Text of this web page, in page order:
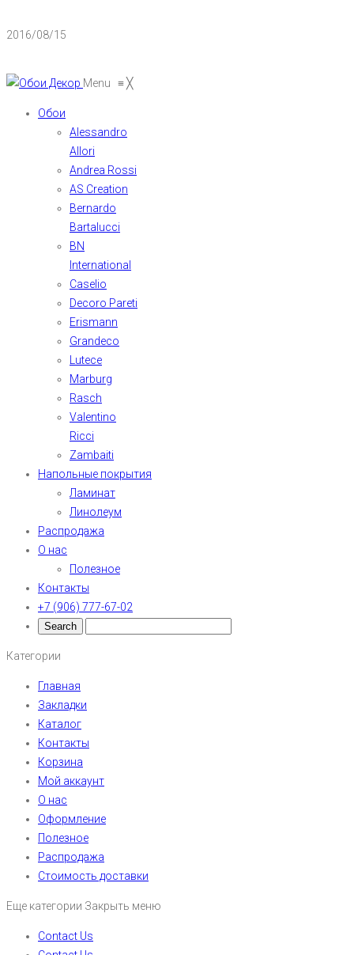
2016/08/15
Menu ≡╳
Обои
Alessandro
Allori
Andrea Rossi
AS Creation
Bernardo
Bartalucci
BN
International
Caselio
Decoro Pareti
Erismann
Grandeco
Lutece
Marburg
Rasch
Valentino
Ricci
Zambaiti
Напольные покрытия
Ламинат
Линолеум
Распродажа
О нас
Полезное
Контакты
+7 (906) 777-67-02
Категории
Главная
Закладки
Каталог
Контакты
Корзина
Мой аккаунт
О нас
Оформление
Полезное
Распродажа
Стоимость доставки
Еще категории Закрыть меню
Contact Us